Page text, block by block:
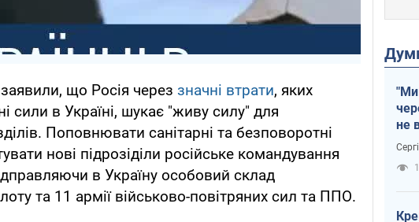
що Росія через значні втрати, яких
сили в Україні, шукає "живу силу" для
Поповнювати санітарні та безповоротні
нові підрозіділи російське командування
в Україну особовий склад
та 11 армії військово-повітряних сил та ППО.
"Ми
не